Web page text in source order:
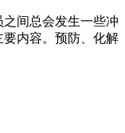
间总会发生一些冲
内容。预防、化解